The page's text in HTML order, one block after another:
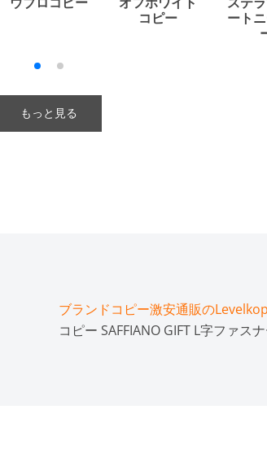
コピー
ート
もっと見る
ブランドコピー激安通販の
コピー SAFFIANO GIFT L字ファス